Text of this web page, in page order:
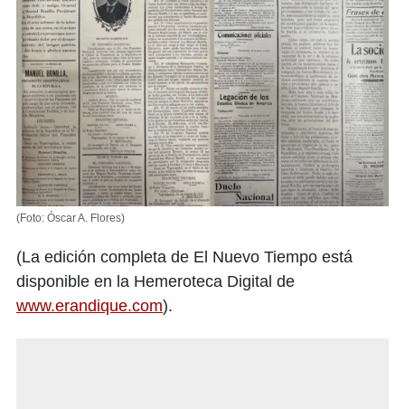
(Foto: Óscar A. Flores)
(La edición completa de El Nuevo Tiempo está
disponible en la Hemeroteca Digital de
www.erandique.com).